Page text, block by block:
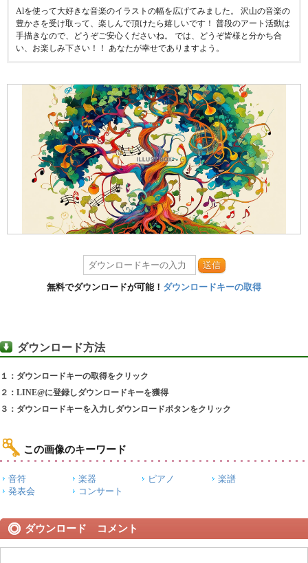
Alを使って大好きな音楽のイラストの幅を広げてみました。 沢山の音楽の
豊かさを受け取って、楽しんで頂けたら嬉しいです！ 普段のアート活動は
手描きなので、どうぞご安心くださいね。 では、どうぞ皆様と分かち合
い、お楽しみ下さい！！ あなたが幸せでありますよう。
送信
無料でダウンロードが可能！ ダウンロードキーの取得
ダウンロード方法
１：ダウンロードキーの取得をクリック
２：LINE@に登録しダウンロードキーを獲得
３：ダウンロードキーを入力しダウンロードボタンをクリック
この画像のキーワード
音符 楽器 ピアノ
楽譜
発表会
コンサート
ダウンロード コメント